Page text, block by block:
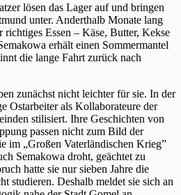
lösen das Lager auf und bringen
unter. Anderthalb Monate lang
Essen – Käse, Butter, Kekse
erhält einen Sommermantel
die lange Fahrt zurück nach
zunächst nicht leichter für sie. In der
Ostarbeiter als Kollaborateure der
stilisiert. Ihre Geschichten von
passen nicht zum Bild der
im „Großen Vaterländischen Krieg”
Semakowa droht, geächtet zu
hatte sie nur sieben Jahre die
studieren. Deshalb meldet sie sich an